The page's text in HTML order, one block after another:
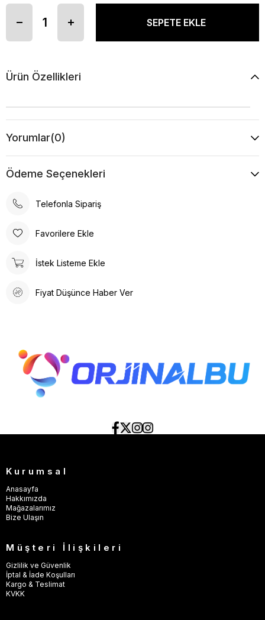
Ürün Özellikleri
Yorumlar(0)
Ödeme Seçenekleri
Telefonla Sipariş
Favorilere Ekle
İstek Listeme Ekle
Fiyat Düşünce Haber Ver
Kurumsal
Anasayfa
Hakkımızda
Mağazalarımız
Bize Ulaşın
Müşteri İlişkileri
Gizlilik ve Güvenlik
İptal & İade Koşulları
Kargo & Teslimat
KVKK